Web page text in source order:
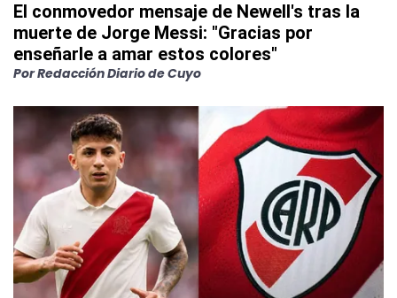
El conmovedor mensaje de Newell's tras la
muerte de Jorge Messi: "Gracias por
enseñarle a amar estos colores"
PorRedacción Diario de Cuyo